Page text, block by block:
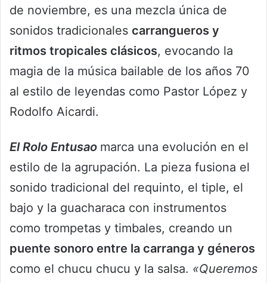
de noviembre, es una mezcla única de
sonidos tradicionales carrangueros y
ritmos tropicales clásicos, evocando la
magia de la música bailable de los años 70
al estilo de leyendas como Pastor López y
Rodolfo Aicardi.
El Rolo Entusao marca una evolución en el
estilo de la agrupación. La pieza fusiona el
sonido tradicional del requinto, el tiple, el
bajo y la guacharaca con instrumentos
como trompetas y timbales, creando un
puente sonoro entre la carranga y géneros
como el chucu chucu y la salsa. «Queremos